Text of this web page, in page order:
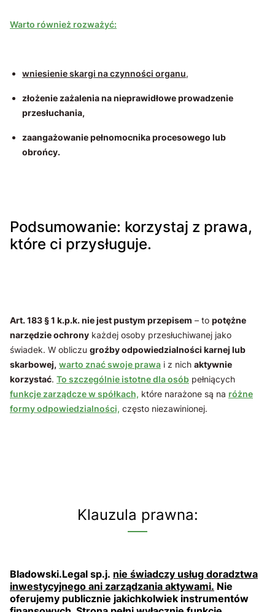
Warto również rozważyć:
wniesienie skargi na czynności organu,
złożenie zażalenia na nieprawidłowe prowadzenie
przesłuchania,
zaangażowanie pełnomocnika procesowego lub
obrońcy.
Podsumowanie: korzystaj z prawa,
które ci przysługuje.
Art. 183 § 1 k.p.k. nie jest pustym przepisem – to potężne
narzędzie ochrony każdej osoby przesłuchiwanej jako
świadek. W obliczu groźby odpowiedzialności karnej lub
skarbowej, warto znać swoje prawa i z nich aktywnie
korzystać. To szczególnie istotne dla osób pełniących
funkcje zarządcze w spółkach, które narażone są na różne
formy odpowiedzialności, często niezawinionej.
Klauzula prawna:
Bladowski.Legal sp.j. nie świadczy usług doradztwa
inwestycyjnego ani zarządzania aktywami. Nie
oferujemy publicznie jakichkolwiek instrumentów